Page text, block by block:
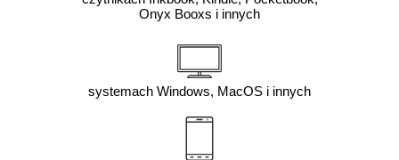
Onyx Booxs i innych
systemach Windows, MacOS i innych